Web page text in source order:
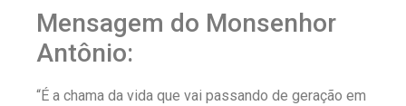
Mensagem do Monsenhor
Antônio:
“É a chama da vida que vai passando de geração em